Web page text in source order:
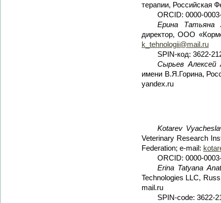
терапии, Российская
ORCID: 0000-
Ерина Татьяна
директор, ООО
k_tehnologii@mail.ru
SPIN-код: 3622-
Сырьев Алексей
имени В.Я.Горина,
yandex.ru
Kotarev
Veterinary Research
Federation; e-mail:
ORCID: 0000-
Erina Tatyana
Technologies LLC,
mail.ru
SPIN-code: 3622-